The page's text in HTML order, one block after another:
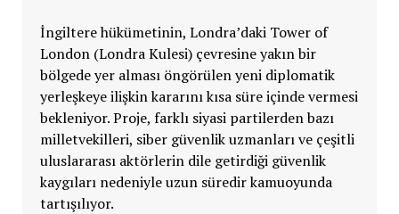
İngiltere hükümetinin, Londra’daki Tower of
London (Londra Kulesi) çevresine yakın bir
bölgede yer alması öngörülen yeni diplomatik
yerleşkeye ilişkin kararını kısa süre içinde vermesi
bekleniyor. Proje, farklı siyasi partilerden bazı
milletvekilleri, siber güvenlik uzmanları ve çeşitli
uluslararası aktörlerin dile getirdiği güvenlik
kaygıları nedeniyle uzun süredir kamuoyunda
tartışılıyor.